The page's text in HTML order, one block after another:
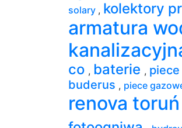
solary , kolektory
armatura
co , baterie ,
buderus , piece
renova toruń